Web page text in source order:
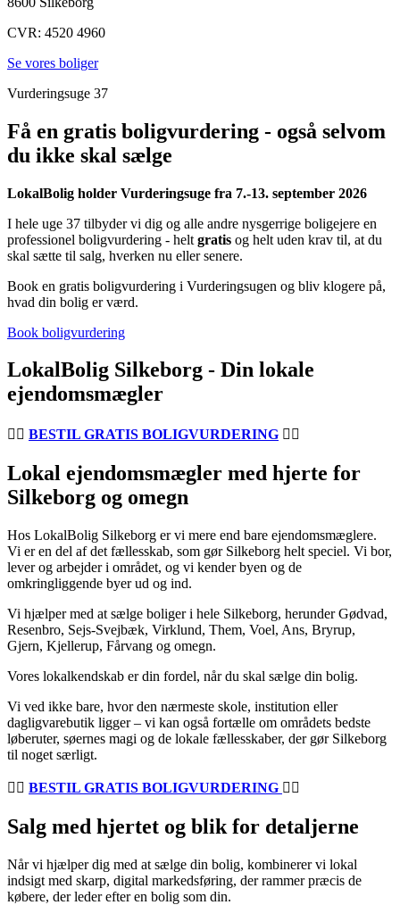
CVR: 4520 4960
Se vores boliger
Vurderingsuge 37
Få en gratis boligvurdering - også selvom
du ikke skal sælge
LokalBolig holder Vurderingsuge fra 7.-13. september 2026
I hele uge 37 tilbyder vi dig og alle andre nysgerrige boligejere en
professionel boligvurdering - helt gratis og helt uden krav til, at du
skal sætte til salg, hverken nu eller senere.
Book en gratis boligvurdering i Vurderingsugen og bliv klogere på,
hvad din bolig er værd.
Book boligvurdering
LokalBolig Silkeborg - Din lokale
ejendomsmægler
👉🏽 BESTIL GRATIS BOLIGVURDERING 👈🏽
Lokal ejendomsmægler med hjerte for
Silkeborg og omegn
Hos LokalBolig Silkeborg er vi mere end bare ejendomsmæglere.
Vi er en del af det fællesskab, som gør Silkeborg helt speciel. Vi bor,
lever og arbejder i området, og vi kender byen og de
omkringliggende byer ud og ind.
Vi hjælper med at sælge boliger i hele Silkeborg, herunder Gødvad,
Resenbro, Sejs-Svejbæk, Virklund, Them, Voel, Ans, Bryrup,
Gjern, Kjellerup, Fårvang og omegn.
Vores lokalkendskab er din fordel, når du skal sælge din bolig.
Vi ved ikke bare, hvor den nærmeste skole, institution eller
dagligvarebutik ligger – vi kan også fortælle om områdets bedste
løberuter, søernes magi og de lokale fællesskaber, der gør Silkeborg
til noget særligt.
👉🏽 BESTIL GRATIS BOLIGVURDERING 👈🏽
Salg med hjertet og blik for detaljerne
Når vi hjælper dig med at sælge din bolig, kombinerer vi lokal
indsigt med skarp, digital markedsføring, der rammer præcis de
købere, der leder efter en bolig som din.